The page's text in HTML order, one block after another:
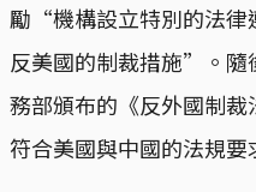
勵“機構設立特別的法律
反美國的制裁措施”。隨
務部頒布的《反外國制
符合美國與中國的法規要